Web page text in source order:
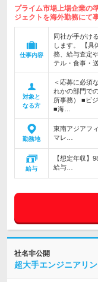
プライム市場上場企業の
ジェクトを海外勤務にて
仕事内容
同社が手がけ
します。 【具
務、給与査定
テル・食事・
対象と
なる方
＜応募に必須
れかの部門で
所事務） ■ビ
■海…
勤務地
東南アジアフ
マレ…
給与
【想定年収】
給与…
社名非公開
超大手エンジニアリ